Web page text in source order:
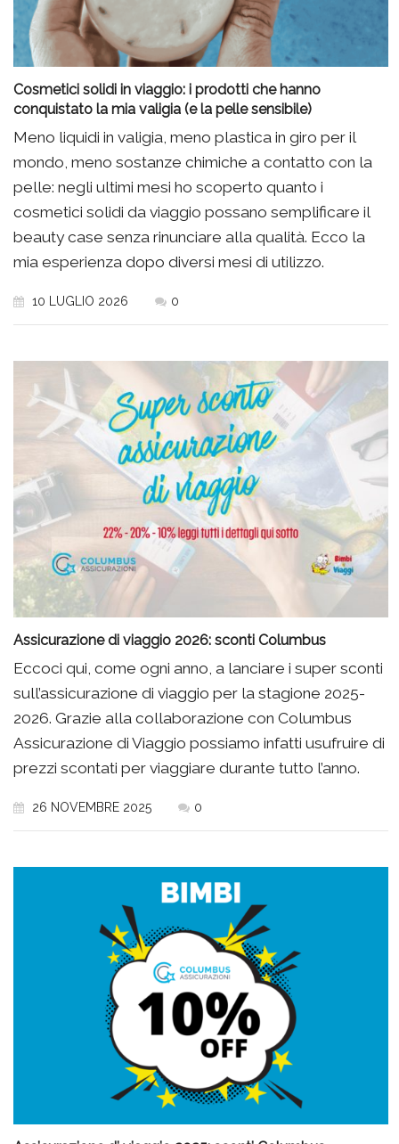
Cosmetici solidi in viaggio: i prodotti che hanno
conquistato la mia valigia (e la pelle sensibile)
Meno liquidi in valigia, meno plastica in giro per il
mondo, meno sostanze chimiche a contatto con la
pelle: negli ultimi mesi ho scoperto quanto i
cosmetici solidi da viaggio possano semplificare il
beauty case senza rinunciare alla qualità. Ecco la
mia esperienza dopo diversi mesi di utilizzo.
10 LUGLIO 2026 0
Assicurazione di viaggio 2026: sconti Columbus
Eccoci qui, come ogni anno, a lanciare i super sconti
sull’assicurazione di viaggio per la stagione 2025-
2026. Grazie alla collaborazione con Columbus
Assicurazione di Viaggio possiamo infatti usufruire di
prezzi scontati per viaggiare durante tutto l’anno.
26 NOVEMBRE 2025 0